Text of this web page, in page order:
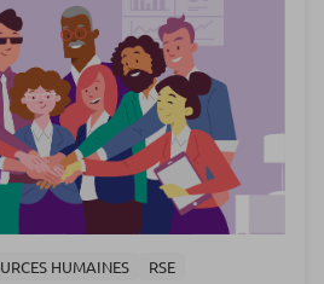
HUMAINES RSE